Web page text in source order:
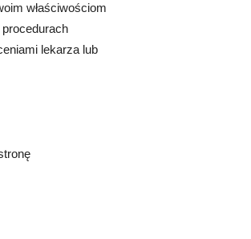
właściwościom
procedurach
lekarza lub